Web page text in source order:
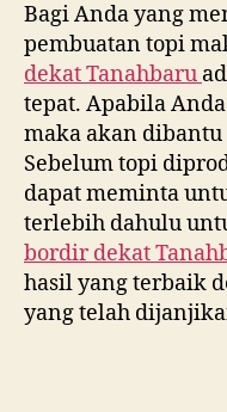
Bagi Anda yang
pembuatan topi
dekatTanahbaru
tepat. Apabila
maka akan
Sebelum topi
dapat meminta
terlebih dahulu
bordir dekat
hasil yang terbaik
yang telah